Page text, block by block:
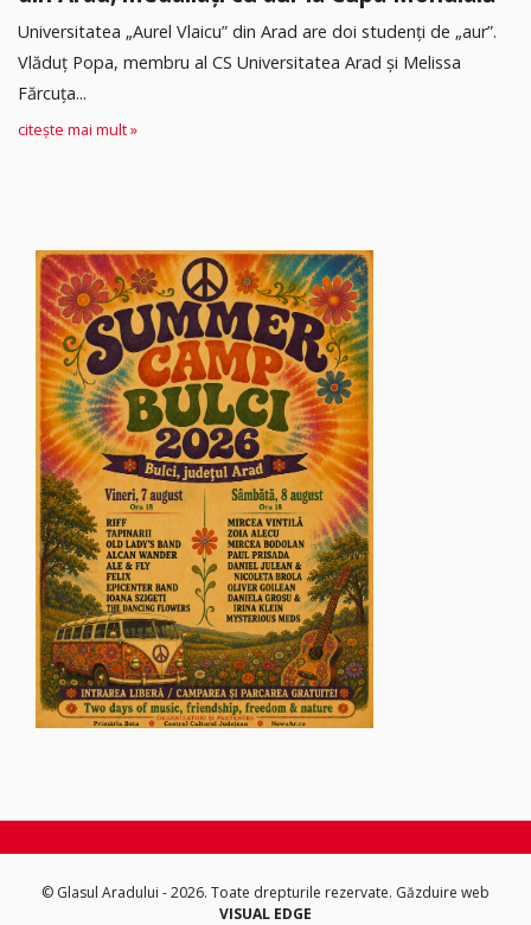
Universitatea „Aurel Vlaicu” din Arad are doi studenți de „aur”.
Vlăduț Popa, membru al CS Universitatea Arad și Melissa
Fărcuța...
citește mai mult »
© Glasul Aradului - 2026. Toate drepturile rezervate. Găzduire web
VISUAL EDGE